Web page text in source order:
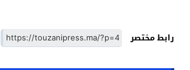
رابط مختصر